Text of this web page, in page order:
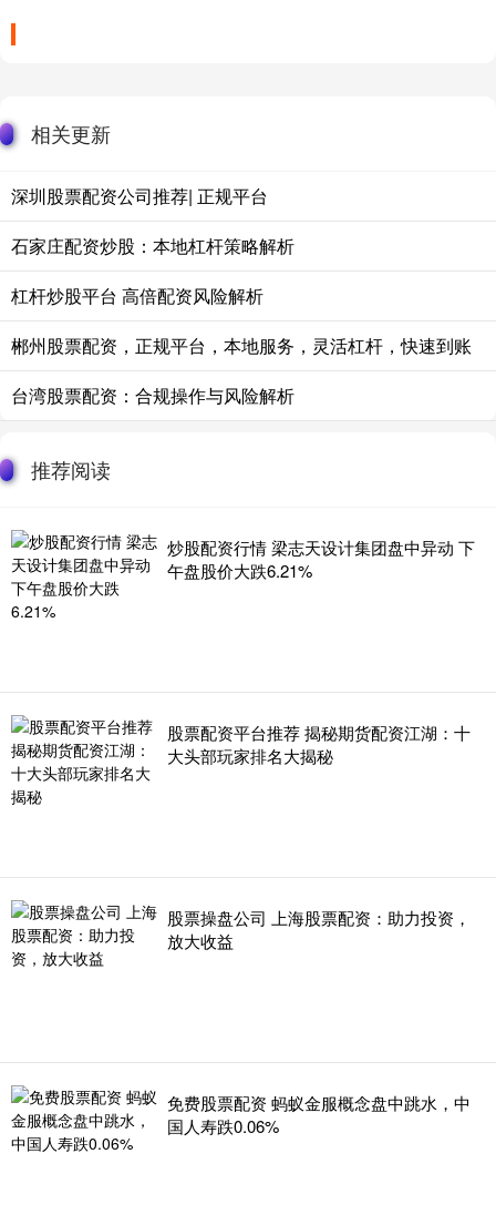
相关更新
深圳股票配资公司推荐| 正规平台
石家庄配资炒股：本地杠杆策略解析
杠杆炒股平台 高倍配资风险解析
郴州股票配资，正规平台，本地服务，灵活杠杆，快速到账
台湾股票配资：合规操作与风险解析
推荐阅读
炒股配资行情 梁志天设计集团盘中异动 下
午盘股价大跌6.21%
股票配资平台推荐 揭秘期货配资江湖：十
大头部玩家排名大揭秘
股票操盘公司 上海股票配资：助力投资，
放大收益
免费股票配资 蚂蚁金服概念盘中跳水，中
国人寿跌0.06%